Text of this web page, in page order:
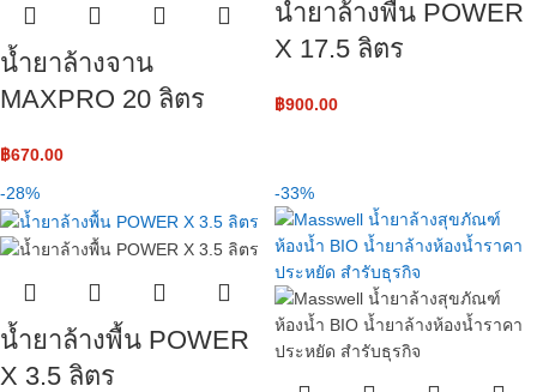
น้ำยาล้างจาน
MAXPRO 20 ลิตร
฿670.00
น้ำยาล้างพื้น POWER
X 17.5 ลิตร
฿900.00
-28%
น้ำยาล้างพื้น POWER
X 3.5 ลิตร
-33%